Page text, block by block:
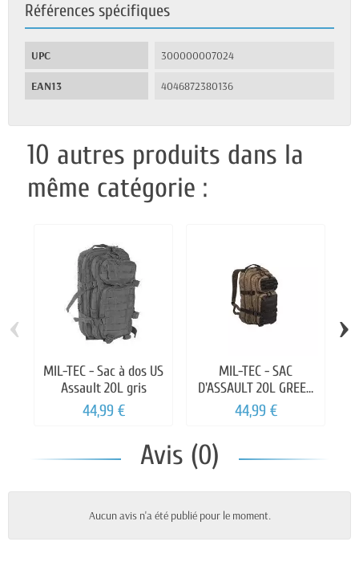
Références spécifiques
UPC 300000007024
EAN13 4046872380136
10 autres produits dans la
même catégorie :
MIL-TEC - Sac à dos US
Assault 20L gris
44,99 €
MIL-TEC - SAC
D'ASSAULT 20L GREEN
& NOIR
44,99 €
‹ ›
Avis (0)
Aucun avis n'a été publié pour le moment.